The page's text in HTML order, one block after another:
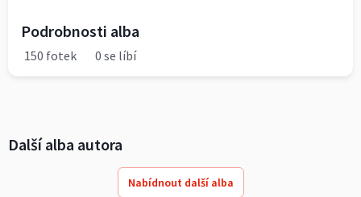
Podrobnosti alba
150 fotek 0 se líbí
Další alba autora
Nabídnout další alba